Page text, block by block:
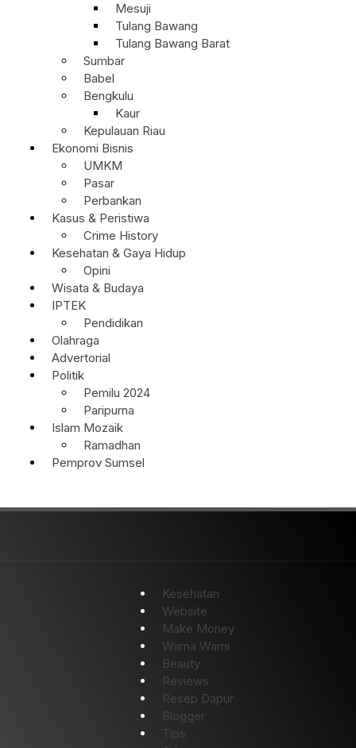
Mesuji
Tulang Bawang
Tulang Bawang Barat
Sumbar
Babel
Bengkulu
Kaur
Kepulauan Riau
Ekonomi Bisnis
UMKM
Pasar
Perbankan
Kasus & Peristiwa
Crime History
Kesehatan & Gaya Hidup
Opini
Wisata & Budaya
IPTEK
Pendidikan
Olahraga
Advertorial
Politik
Pemilu 2024
Paripurna
Islam Mozaik
Ramadhan
Pemprov Sumsel
Kesehatan
Website
Make Money
Warna Warni
Beauty
Reviews
Resep Dapur
Blogger
Tips